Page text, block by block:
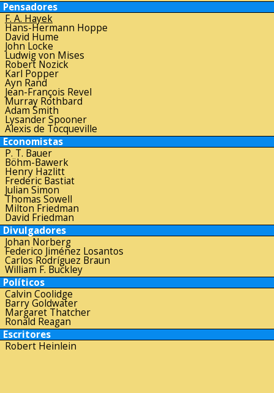
Pensadores
F. A. Hayek
Hans-Hermann Hoppe
David Hume
John Locke
Ludwig von Mises
Robert Nozick
Karl Popper
Ayn Rand
Jean-François Revel
Murray Rothbard
Adam Smith
Lysander Spooner
Alexis de Tocqueville
Economistas
P. T. Bauer
Böhm-Bawerk
Henry Hazlitt
Frederic Bastiat
Julian Simon
Thomas Sowell
Milton Friedman
David Friedman
Divulgadores
Johan Norberg
Federico Jiménez Losantos
Carlos Rodríguez Braun
William F. Buckley
Políticos
Calvin Coolidge
Barry Goldwater
Margaret Thatcher
Ronald Reagan
Escritores
Robert Heinlein